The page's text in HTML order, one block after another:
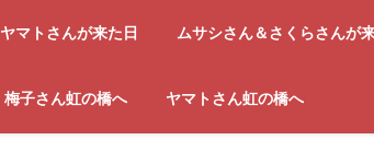
ヤマトさんが来た日 ムサシさん＆さくらさんが
梅子さん虹の橋へ ヤマトさん虹の橋へ